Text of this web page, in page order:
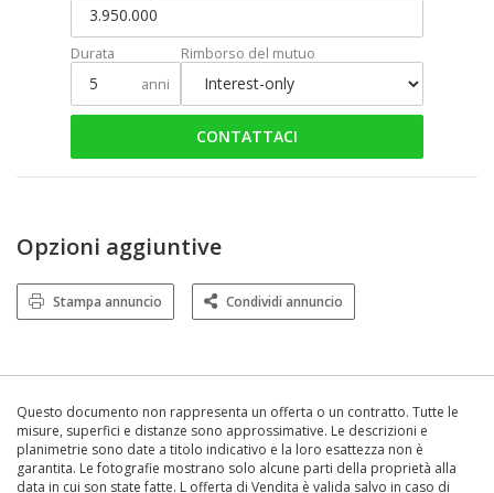
Durata
anni
Rimborso del mutuo
CONTATTACI
Opzioni aggiuntive
Stampa annuncio Condividi annuncio
Questo documento non rappresenta un offerta o un contratto. Tutte le
misure, superfici e distanze sono approssimative. Le descrizioni e
planimetrie sono date a titolo indicativo e la loro esattezza non è
garantita. Le fotografie mostrano solo alcune parti della proprietà alla
data in cui son state fatte. L offerta di Vendita è valida salvo in caso di